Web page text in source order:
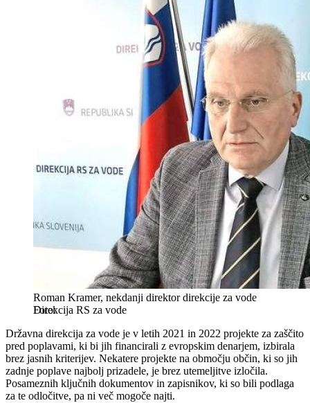
Roman Kramer, nekdanji direktor direkcije za vode
Direkcija RS za vode
Državna direkcija za vode je v letih 2021 in 2022 projekte za zaščito
pred poplavami, ki bi jih financirali z evropskim denarjem, izbirala
brez jasnih kriterijev. Nekatere projekte na območju občin, ki so jih
zadnje poplave najbolj prizadele, je brez utemeljitve izločila.
Posameznih ključnih dokumentov in zapisnikov, ki so bili podlaga
za te odločitve, pa ni več mogoče najti.